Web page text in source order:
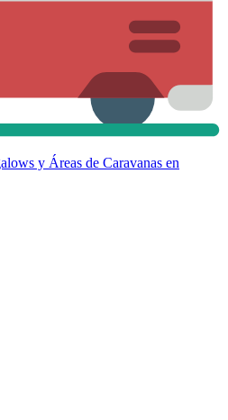
y Áreas de Caravanas en